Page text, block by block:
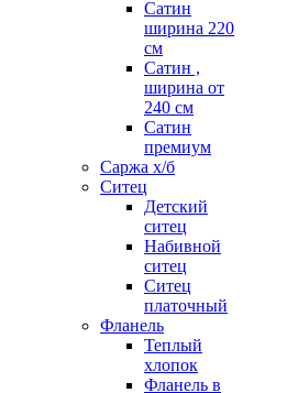
Сатин
ширина 220
см
Сатин ,
ширина от
240 см
Сатин
премиум
Саржа х/б
Ситец
Детский
ситец
Набивной
ситец
Ситец
платочный
Фланель
Теплый
хлопок
Фланель в